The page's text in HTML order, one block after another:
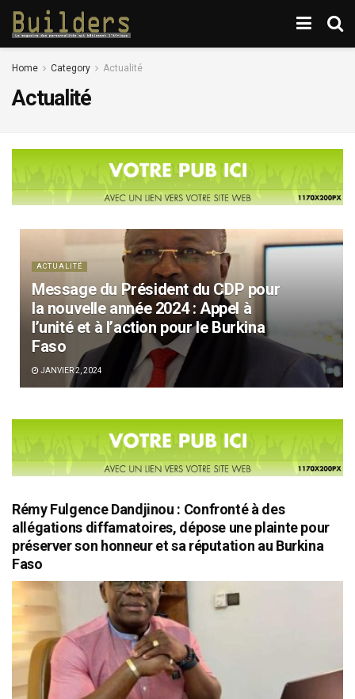
Home Category Actualité
Actualité
ACTUALITÉ
Message du Président du CDP pour
la nouvelle année 2024 : Appel à
l’unité et à l’action pour le Burkina
Faso
JANVIER 2, 2024
Rémy Fulgence Dandjinou : Confronté à des
allégations diffamatoires, dépose une plainte pour
préserver son honneur et sa réputation au Burkina
Faso